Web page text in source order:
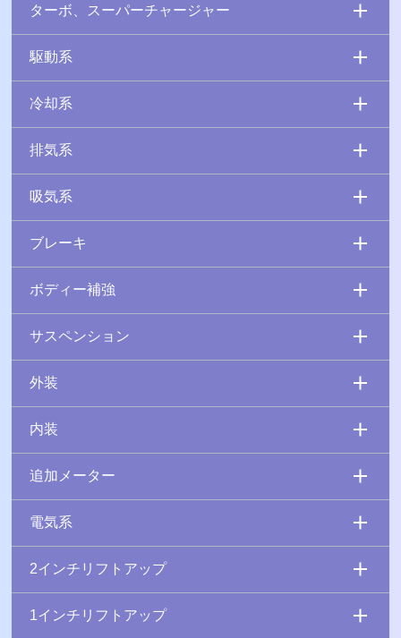
ターボ、スーパーチャージャー
駆動系
冷却系
排気系
吸気系
ブレーキ
ボディー補強
サスペンション
外装
内装
追加メーター
電気系
2インチリフトアップ
1インチリフトアップ